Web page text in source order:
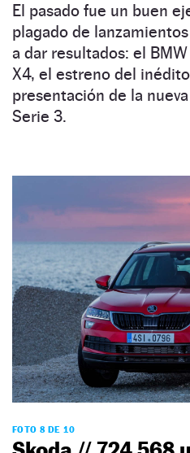
El pasado fue un buen
plagado de
a dar resultados: el
X4, el estreno del inédito
presentación de la
Serie 3.
FOTO 8 DE 10